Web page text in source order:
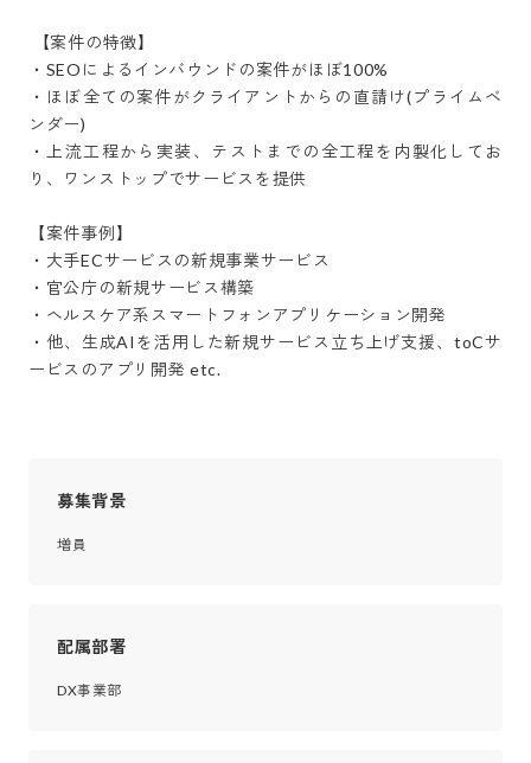
・SEOによるインバウンドの案件がほぼ100%
・ほぼ全ての案件がクライアントからの直請け(プライムベ
ンダー)
・上流工程から実装、テストまでの全工程を内製化してお
り、ワンストップでサービスを提供
【案件事例】
・大手ECサービスの新規事業サービス
・官公庁の新規サービス構築
・ヘルスケア系スマートフォンアプリケーション開発
・他、生成AIを活用した新規サービス立ち上げ支援、toCサ
ービスのアプリ開発 etc.
募集背景
増員
配属部署
DX事業部